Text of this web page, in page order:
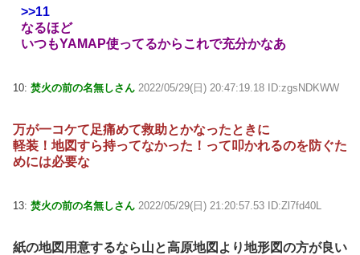
>>11
なるほど
いつもYAMAP使ってるからこれで充分かなあ
10: 焚火の前の名無しさん 2022/05/29(日) 20:47:19.18 ID:zgsNDKWW
万が一コケて足痛めて救助とかなったときに
軽装！地図すら持ってなかった！って叩かれるのを防ぐた
めには必要な
13: 焚火の前の名無しさん 2022/05/29(日) 21:20:57.53 ID:Zl7fd40L
紙の地図用意するなら山と高原地図より地形図の方が良い